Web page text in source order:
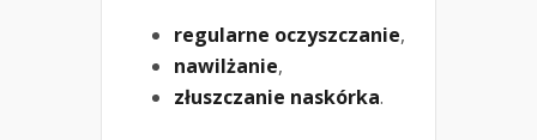
regularne oczyszczanie,
nawilżanie,
złuszczanie naskórka.